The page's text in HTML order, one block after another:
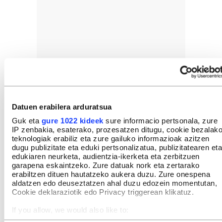
Datuen erabilera arduratsua
Guk eta gure 1022 kideek sure informacio pertsonala, zure
IP zenbakia, esaterako, prozesatzen ditugu, cookie bezalako
teknologiak erabiliz eta zure gailuko informazioak azitzen
dugu publizitate eta eduki pertsonalizatua, publizitatearen eta
edukiaren neurketa, audientzia-ikerketa eta zerbitzuen
garapena eskaintzeko. Zure datuak nork eta zertarako
erabiltzen dituen hautatzeko aukera duzu. Zure onespena
aldatzen edo deuseztatzen ahal duzu edozein momentutan,
Cookie deklaraziotik edo Privacy triggerean klikatuz.
If you allow, we would also like to:
INTERESGARRIA IZANGO ZAIZU